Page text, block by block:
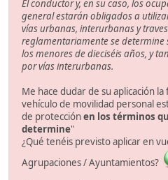
El conductor y, en su caso, los
general estarán obligados a
vías urbanas, interurbanas y
reglamentariamente se
los menores de dieciséis años, y
por vías interurbanas.
Me hace dudar de su aplicación
vehículo de movilidad personal
de protecciónen los términos
determine"
¿Qué tenéis previsto aplicar en
Agrupaciones / Ayuntamientos?